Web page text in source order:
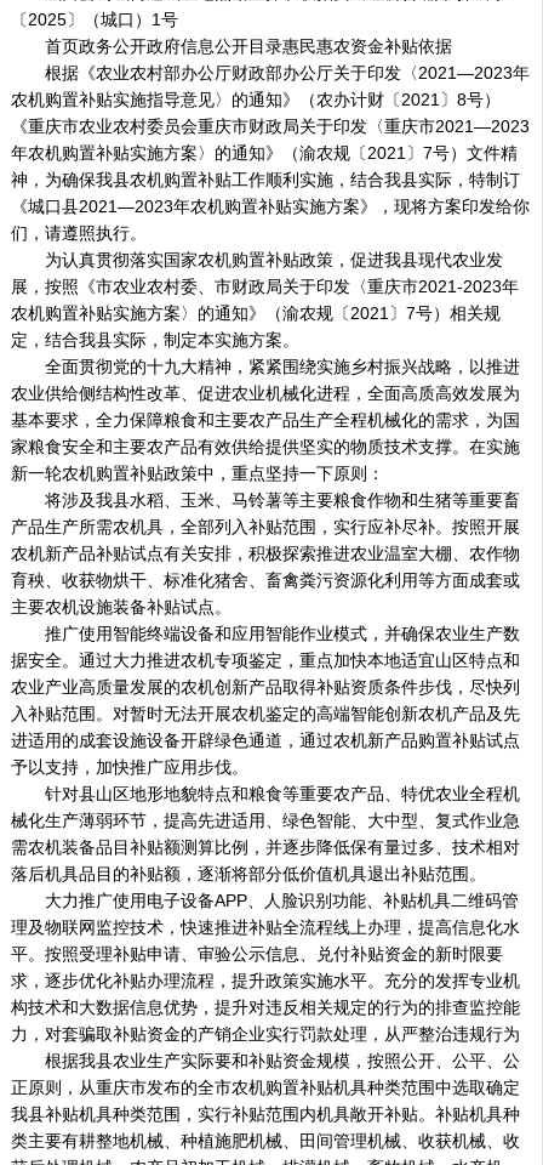
〔2025〕（城口）1号
首页政务公开政府信息公开目录惠民惠农资金补贴依据
根据《农业农村部办公厅财政部办公厅关于印发〈2021—2023年
农机购置补贴实施指导意见〉的通知》（农办计财〔2021〕8号）
《重庆市农业农村委员会重庆市财政局关于印发〈重庆市2021—2023
年农机购置补贴实施方案〉的通知》（渝农规〔2021〕7号）文件精
神，为确保我县农机购置补贴工作顺利实施，结合我县实际，特制订
《城口县2021—2023年农机购置补贴实施方案》，现将方案印发给你
们，请遵照执行。
为认真贯彻落实国家农机购置补贴政策，促进我县现代农业发
展，按照《市农业农村委、市财政局关于印发〈重庆市2021-2023年
农机购置补贴实施方案〉的通知》（渝农规〔2021〕7号）相关规
定，结合我县实际，制定本实施方案。
全面贯彻党的十九大精神，紧紧围绕实施乡村振兴战略，以推进
农业供给侧结构性改革、促进农业机械化进程，全面高质高效发展为
基本要求，全力保障粮食和主要农产品生产全程机械化的需求，为国
家粮食安全和主要农产品有效供给提供坚实的物质技术支撑。在实施
新一轮农机购置补贴政策中，重点坚持一下原则：
将涉及我县水稻、玉米、马铃薯等主要粮食作物和生猪等重要畜
产品生产所需农机具，全部列入补贴范围，实行应补尽补。按照开展
农机新产品补贴试点有关安排，积极探索推进农业温室大棚、农作物
育秧、收获物烘干、标准化猪舍、畜禽粪污资源化利用等方面成套或
主要农机设施装备补贴试点。
推广使用智能终端设备和应用智能作业模式，并确保农业生产数
据安全。通过大力推进农机专项鉴定，重点加快本地适宜山区特点和
农业产业高质量发展的农机创新产品取得补贴资质条件步伐，尽快列
入补贴范围。对暂时无法开展农机鉴定的高端智能创新农机产品及先
进适用的成套设施设备开辟绿色通道，通过农机新产品购置补贴试点
予以支持，加快推广应用步伐。
针对县山区地形地貌特点和粮食等重要农产品、特优农业全程机
械化生产薄弱环节，提高先进适用、绿色智能、大中型、复式作业急
需农机装备品目补贴额测算比例，并逐步降低保有量过多、技术相对
落后机具品目的补贴额，逐渐将部分低价值机具退出补贴范围。
大力推广使用电子设备APP、人脸识别功能、补贴机具二维码管
理及物联网监控技术，快速推进补贴全流程线上办理，提高信息化水
平。按照受理补贴申请、审验公示信息、兑付补贴资金的新时限要
求，逐步优化补贴办理流程，提升政策实施水平。充分的发挥专业机
构技术和大数据信息优势，提升对违反相关规定的行为的排查监控能
力，对套骗取补贴资金的产销企业实行罚款处理，从严整治违规行为
根据我县农业生产实际要和补贴资金规模，按照公开、公平、公
正原则，从重庆市发布的全市农机购置补贴机具种类范围中选取确定
我县补贴机具种类范围，实行补贴范围内机具敞开补贴。补贴机具种
类主要有耕整地机械、种植施肥机械、田间管理机械、收获机械、收